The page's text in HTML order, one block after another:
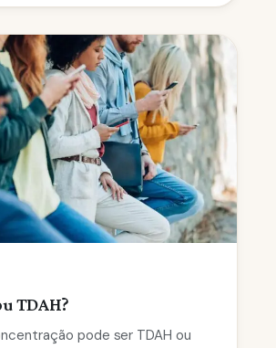
TDAH?
pode ser TDAH ou